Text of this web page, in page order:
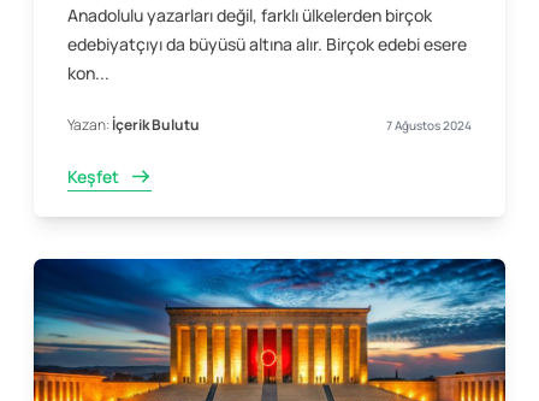
Anadolulu yazarları değil, farklı ülkelerden birçok
edebiyatçıyı da büyüsü altına alır. Birçok edebi esere
kon...
Yazan:İçerik Bulutu 7 Ağustos 2024
Keşfet